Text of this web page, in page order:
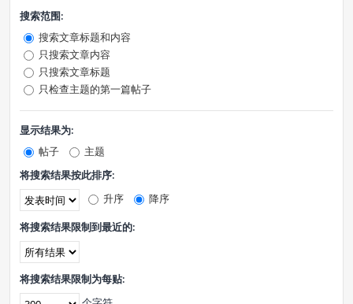
搜索范围:
搜索文章标题和内容
只搜索文章内容
只搜索文章标题
只检查主题的第一篇帖子
显示结果为:
帖子
主题
将搜索结果按此排序:
升序
降序
将搜索结果限制到最近的:
将搜索结果限制为每贴: